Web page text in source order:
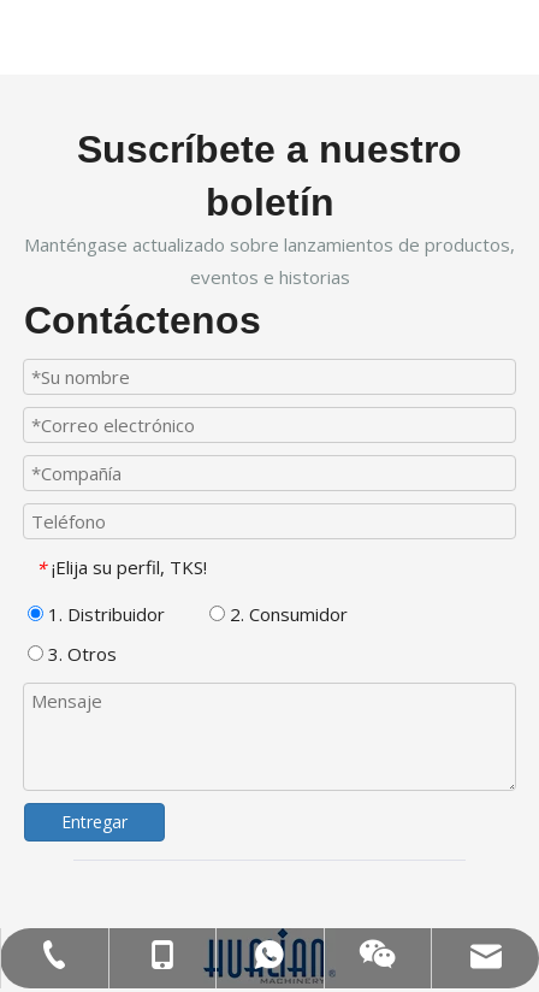
Suscríbete a nuestro
boletín
Manténgase actualizado sobre lanzamientos de productos,
eventos e historias
Contáctenos
* ¡Elija su perfil, TKS!
1. Distribuidor
2. Consumidor
3. Otros
Entregar
Tel:+86-577-88627766
Mob: +86-18858715170
WA: 0086 18858715170
Veloz
Correo electrónico: hl@hualian.biz